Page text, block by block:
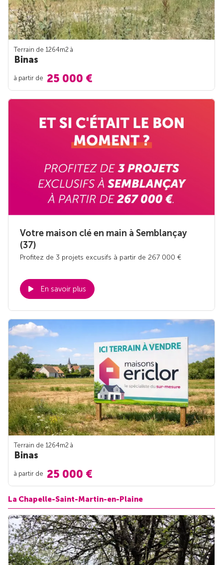
Terrain de 1264m2 à
Binas
à partir de 25 000 €
Votre maison clé en main à Semblançay
(37)
Profitez de 3 projets excusifs à partir de 267 000 €
En savoir plus
Terrain de 1264m2 à
Binas
à partir de 25 000 €
La Chapelle-Saint-Martin-en-Plaine